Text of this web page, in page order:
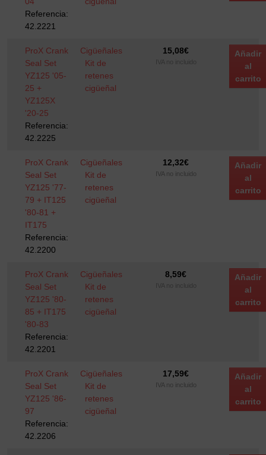
Referencia:
42.2221
ProX Crank
Seal Set
YZ125 '05-
25 +
YZ125X
'20-25
Referencia:
42.2225
Cigüeñales
Kit de
retenes
cigüeñal
15,08€
IVA no incluido
Añadir
al
carrito
ProX Crank
Seal Set
YZ125 '77-
79 + IT125
'80-81 +
IT175
Referencia:
42.2200
Cigüeñales
Kit de
retenes
cigüeñal
12,32€
IVA no incluido
Añadir
al
carrito
ProX Crank
Seal Set
YZ125 '80-
85 + IT175
'80-83
Referencia:
42.2201
Cigüeñales
Kit de
retenes
cigüeñal
8,59€
IVA no incluido
Añadir
al
carrito
ProX Crank
Seal Set
YZ125 '86-
97
Referencia:
42.2206
Cigüeñales
Kit de
retenes
cigüeñal
17,59€
IVA no incluido
Añadir
al
carrito